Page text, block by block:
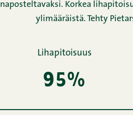
naposteltavaksi. Korkea
ylimääräistä. Tehty
Lihapitoisuus
95%